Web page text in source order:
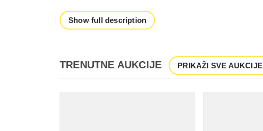
Show full description
TRENUTNE AUKCIJE PRIKAŽI SVE AUKCIJE